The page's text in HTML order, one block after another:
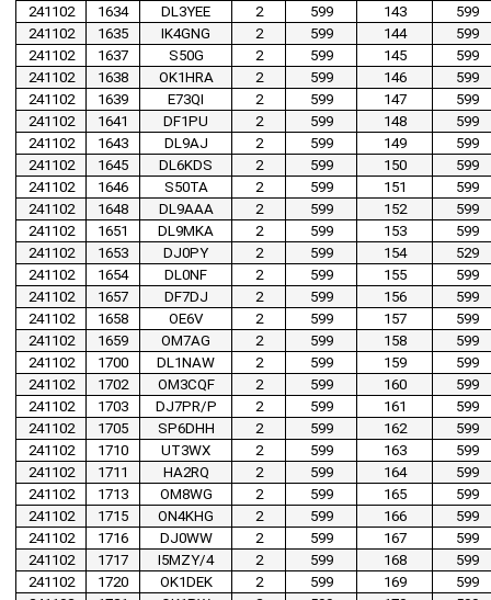
241102
1634 DL3YEE 2 599 143
599
241102
1635 IK4GNG 2 599 144
599
241102
1637 S50G 2 599 145
599
241102
1638 OK1HRA 2 599 146
599
241102
1639 E73QI 2 599 147
599
241102
1641 DF1PU 2 599 148
599
241102
1643 DL9AJ 2 599 149
599
241102
1645 DL6KDS 2 599 150
599
241102
1646 S50TA 2 599 151
599
241102
1648 DL9AAA 2 599 152
599
241102
1651 DL9MKA 2 599 153
599
241102
1653 DJ0PY 2 599 154
529
241102
1654 DL0NF 2 599 155
599
241102
1657 DF7DJ 2 599 156
599
241102
1658 OE6V 2 599 157
599
241102
1659 OM7AG 2 599 158
599
241102
1700 DL1NAW 2 599 159
599
241102
1702 OM3CQF 2 599 160
599
241102
1703 DJ7PR/P 2 599 161
599
241102
1705 SP6DHH 2 599 162
599
241102
1710 UT3WX 2 599 163
599
241102
1711 HA2RQ 2 599 164
599
241102
1713 OM8WG 2 599 165
599
241102
1715 ON4KHG 2 599 166
599
241102
1716 DJ0WW 2 599 167
599
241102
1717 I5MZY/4 2 599 168
599
241102
1720 OK1DEK 2 599 169
599